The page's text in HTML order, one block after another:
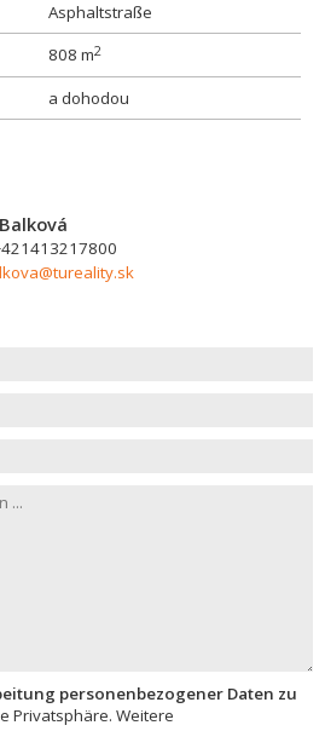
Asphaltstraße
808 m2
a dohodou
personenbezogener Daten zu
Privatsphäre. Weitere